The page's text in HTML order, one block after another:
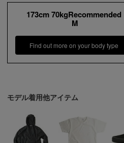
173cm 70kgRecommended
M
Find out more on your body type
モデル着用他アイテム